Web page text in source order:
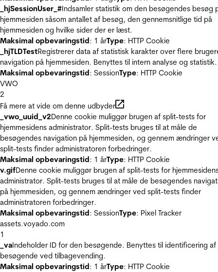
_hjSessionUser_#Indsamler statistik om den besøgendes besøg
hjemmesiden såsom antallet af besøg, den gennemsnitlige tid på
hjemmesiden og hvilke sider der er læst.
Maksimal opbevaringstid: 1 årType: HTTP Cookie
_hjTLDTestRegistrerer data af statistisk karakter over flere
navigation på hjemmesiden. Benyttes til intern analyse og statistik.
Maksimal opbevaringstid: SessionType: HTTP Cookie
VWO
2
Få mere at vide om denne udbyder
_vwo_uuid_v2Denne cookie muliggør brugen af split-tests for
hjemmesidens administrator. Split-tests bruges til at måle de
besøgendes navigation på hjemmesiden, og gennem ændringer
split-tests finder administratoren forbedringer.
Maksimal opbevaringstid: 1 årType: HTTP Cookie
v.gifDenne cookie muliggør brugen af split-tests for
administrator. Split-tests bruges til at måle de besøgendes
på hjemmesiden, og gennem ændringer ved split-tests finder
administratoren forbedringer.
Maksimal opbevaringstid: SessionType: Pixel Tracker
assets.voyado.com
1
_vaIndeholder ID for den besøgende. Benyttes til identificering af
besøgende ved tilbagevending.
Maksimal opbevaringstid: 1 årType: HTTP Cookie